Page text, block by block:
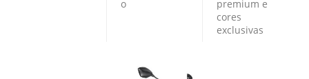
o
premium e
cores
exclusivas